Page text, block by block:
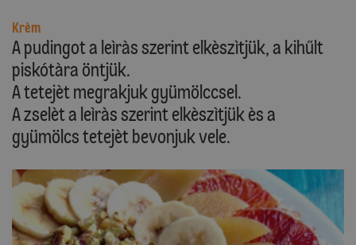
Krèm
A pudingot a leìràs szerint elkèszìtjük, a kihűlt
piskótàra öntjük.
A tetejèt megrakjuk gyümölccsel.
A zselèt a leìràs szerint elkèszìtjük ès a
gyümölcs tetejèt bevonjuk vele.